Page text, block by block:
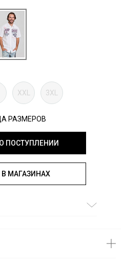
XXL 3XL
РАЗМЕРОВ
ПОСТУПЛЕНИИ
МАГАЗИНАХ